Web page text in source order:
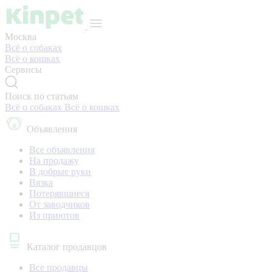
Москва
Всё о собаках
Всё о кошках
Сервисы
Поиск по статьям
Всё о собаках Всё о кошках
Объявления
Все объявления
На продажу
В добрые руки
Вязка
Потерявшиеся
От заводчиков
Из приютов
Каталог продавцов
Все продавцы